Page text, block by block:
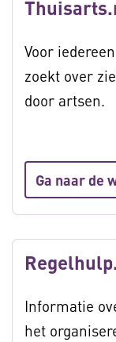
Voor
zoekt over
door artsen.
Ga naar de
Informatie
het